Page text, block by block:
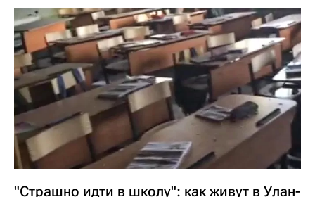
"Страшно идти в школу": как живут в Улан-